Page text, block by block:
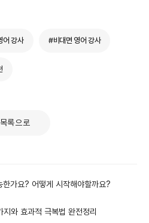
어 강사 #비대면 영어 강사
목록으로
한가요? 어떻게 시작해야할까요?
와 효과적 극복법 완전정리